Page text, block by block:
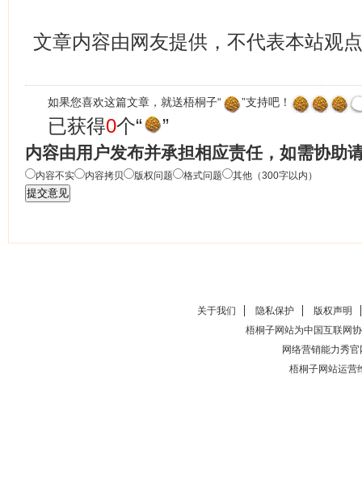
文章内容由网友提供，不代表本站观点
如果您喜欢这篇文章，就送梧桐子“ ”支持吧！
已获得0个“ ”
内容由用户发布并承担相应责任，如需协助
内容不实 内容拷贝 版权问题 格式问题 其他（300字以内）
关于我们 隐私保护
版权声明
梧桐子网站为中国互联网
网络营销能力秀官
梧桐子网站运营